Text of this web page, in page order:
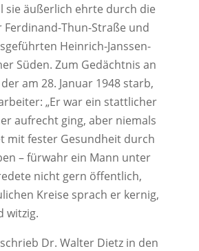
sie äußerlich ehrte durch die
Ferdinand-Thun-Straße und
Heinrich-Janssen-
Süden. Zum Gedächtnis an
am 28. Januar 1948 starb,
„Er war ein stattlicher
aufrecht ging, aber niemals
mit fester Gesundheit durch
– fürwahr ein Mann unter
nicht gern öffentlich,
Kreise sprach er kernig,
witzig.
Dr. Walter Dietz in den